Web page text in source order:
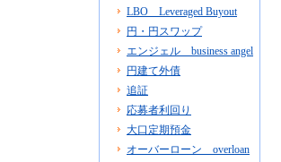
LBO Leveraged Buyout
円・円スワップ
エンジェル business angel
円建て外債
追証
応募者利回り
大口定期預金
オーバーローン overloan